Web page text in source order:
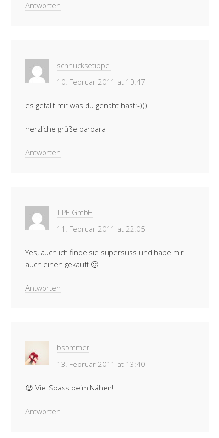
Antworten
schnucksetippel
10. Februar 2011 at 10:47
es gefällt mir was du genäht hast:-)))
herzliche grüße barbara
Antworten
TIPE GmbH
11. Februar 2011 at 22:05
Yes, auch ich finde sie supersüss und habe mir
auch einen gekauft 🙂
Antworten
bsommer
13. Februar 2011 at 13:40
😉 Viel Spass beim Nähen!
Antworten